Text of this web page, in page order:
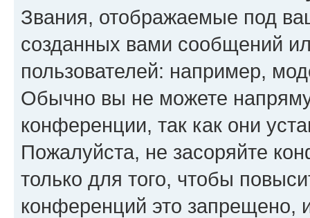
Звания, отображаемые под
созданных вами сообщений
пользователей: например,
Обычно вы не можете
конференции, так как они
Пожалуйста, не засоряйте
только для того, чтобы
конференций это запрещено,